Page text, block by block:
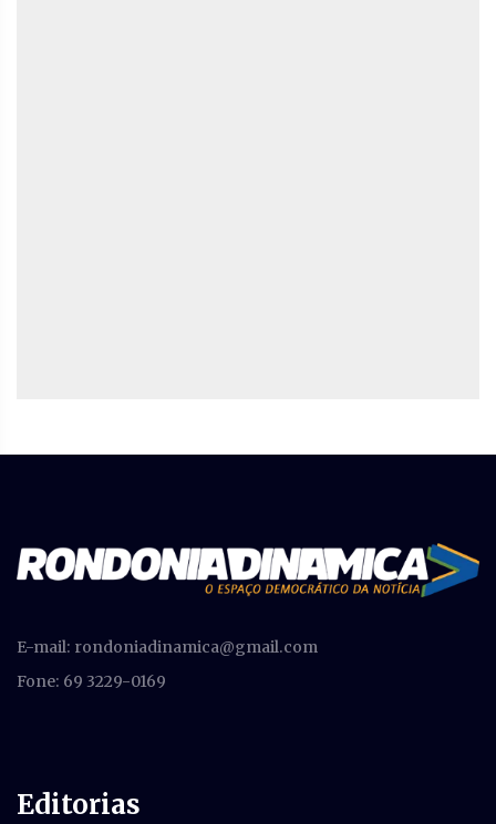
E-mail: rondoniadinamica@gmail.com
Fone: 69 3229-0169
Editorias